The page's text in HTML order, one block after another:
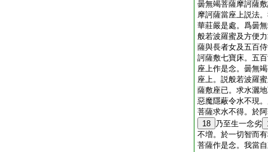
曇無竭菩薩摩訶薩
摩訶薩當座上説法
華莊嚴是處。爲曇
般若波羅蜜及方便
薩與長者女及五百
訶薩敷七寶床。五
座上作是念。曇無
座上。説般若波羅
薩敷座已。求水灑
惡魔隱蔽令水不現
菩薩求水不得。於
18
乃至生一念劣
不増。於一切智而
菩薩作是念。我當